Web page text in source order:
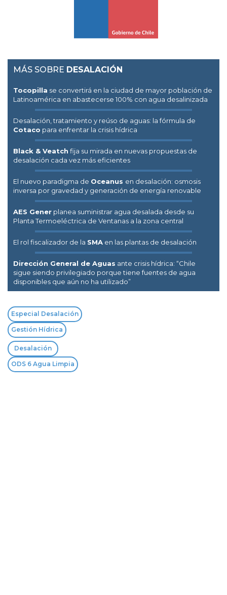
MÁS SOBRE DESALACIÓN
Tocopilla se convertirá en la ciudad de mayor población de
Latinoamérica en abastecerse 100% con agua desalinizada
Desalación, tratamiento y reúso de aguas: la fórmula de
Cotaco para enfrentar la crisis hídrica
Black & Veatch fija su mirada en nuevas propuestas de
desalación cada vez más eficientes
El nuevo paradigma de Oceanus en desalación: osmosis
inversa por gravedad y generación de energía renovable
AES Gener planea suministrar agua desalada desde su
Planta Termoeléctrica de Ventanas a la zona central
El rol fiscalizador de la SMA en las plantas de desalación
Dirección General de Aguas ante crisis hídrica: “Chile
sigue siendo privilegiado porque tiene fuentes de agua
disponibles que aún no ha utilizado”
Especial Desalación
Gestión Hídrica
Desalación
ODS 6 Agua Limpia